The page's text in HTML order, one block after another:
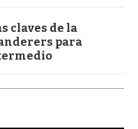
claves de la
para